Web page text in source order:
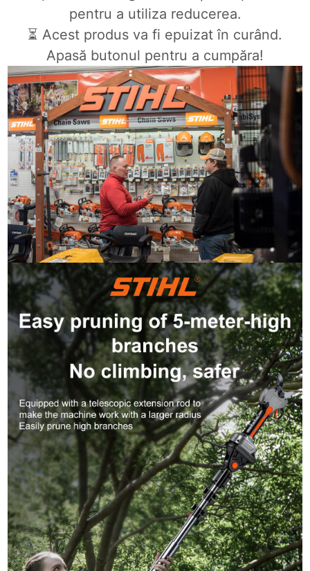
pentru a utiliza reducerea.
⏳ Acest produs va fi epuizat în curând.
Apasă butonul pentru a cumpăra!